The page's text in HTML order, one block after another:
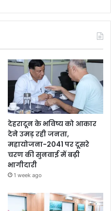
देहरादून के भविष्य को आकार
देने उमड़ रही जनता,
महायोजना-2041 पर दूसरे
चरण की सुनवाई में बढ़ी
भागीदारी
1 week ago